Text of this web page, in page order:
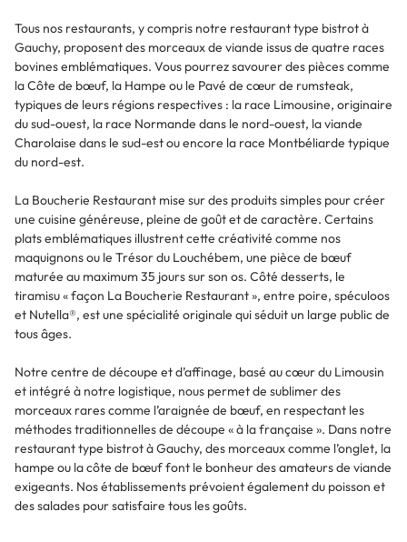
Tous nos restaurants, y compris notre restaurant type bistrot à
Gauchy, proposent des morceaux de viande issus de quatre races
bovines emblématiques. Vous pourrez savourer des pièces comme
la Côte de bœuf, la Hampe ou le Pavé de cœur de rumsteak,
typiques de leurs régions respectives : la race Limousine, originaire
du sud-ouest, la race Normande dans le nord-ouest, la viande
Charolaise dans le sud-est ou encore la race Montbéliarde typique
du nord-est.
La Boucherie Restaurant mise sur des produits simples pour créer
une cuisine généreuse, pleine de goût et de caractère. Certains
plats emblématiques illustrent cette créativité comme nos
maquignons ou le Trésor du Louchébem, une pièce de bœuf
maturée au maximum 35 jours sur son os. Côté desserts, le
tiramisu « façon La Boucherie Restaurant », entre poire, spéculoos
et Nutella®, est une spécialité originale qui séduit un large public de
tous âges.
Notre centre de découpe et d’affinage, basé au cœur du Limousin
et intégré à notre logistique, nous permet de sublimer des
morceaux rares comme l’araignée de bœuf, en respectant les
méthodes traditionnelles de découpe « à la française ». Dans notre
restaurant type bistrot à Gauchy, des morceaux comme l’onglet, la
hampe ou la côte de bœuf font le bonheur des amateurs de viande
exigeants. Nos établissements prévoient également du poisson et
des salades pour satisfaire tous les goûts.